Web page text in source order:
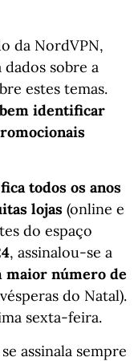
da NordVPN,
sobre a
estes temas.
identificar
todos os anos
lojas (online e
do espaço
, assinalou-se a
maior número de
do Natal).
sexta-feira.
assinala sempre